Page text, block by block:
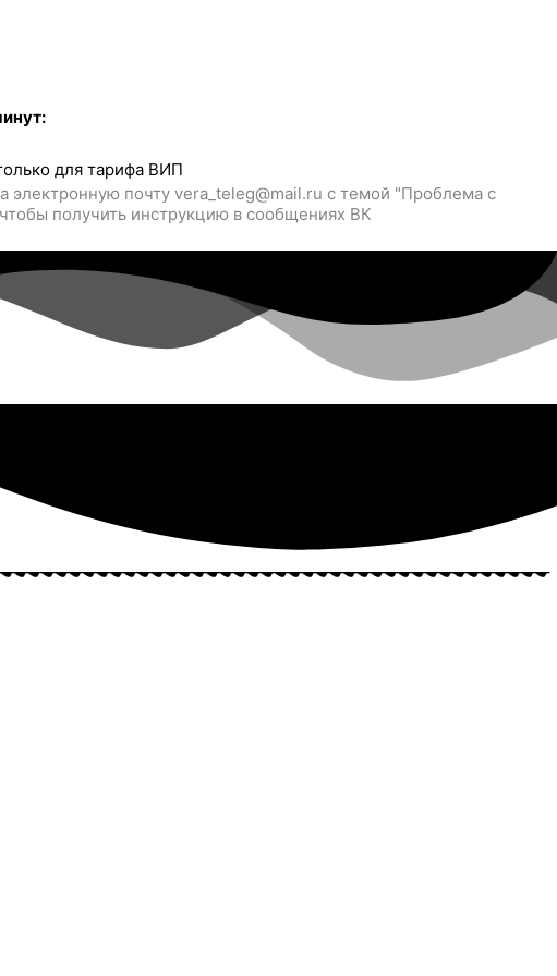
для тарифа ВИП
электронную почту vera_teleg@mail.ru c темой "Проблема с
получить инструкцию в сообщениях ВК